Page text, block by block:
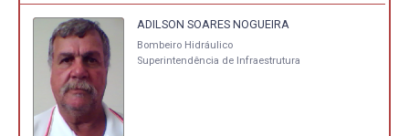
ADILSON SOARES NOGUEIRA
Bombeiro Hidráulico
Superintendência de Infraestrutura